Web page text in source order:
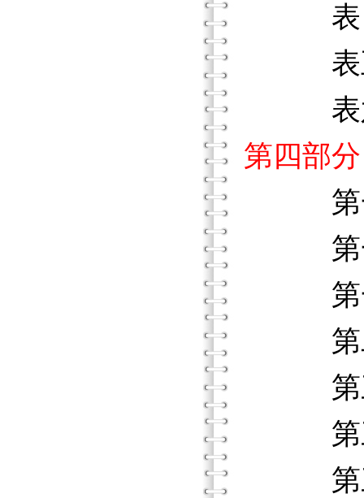
表四
表五
表六
第四部
第一
第一
第二
第三
第三
第三